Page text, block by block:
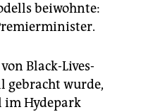
beiwohnte:
Black-Lives-
gebracht wurde,
im Hydepark